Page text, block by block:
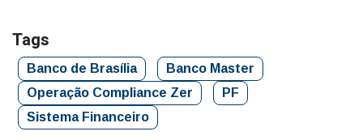
Tags
Banco de Brasília
Banco Master
Operação Compliance Zer
PF
Sistema Financeiro